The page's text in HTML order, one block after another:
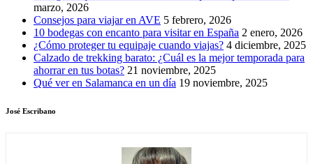
marzo, 2026
Consejos para viajar en AVE 5 febrero, 2026
10 bodegas con encanto para visitar en España 2 enero, 2026
¿Cómo proteger tu equipaje cuando viajas? 4 diciembre, 2025
Calzado de trekking barato: ¿Cuál es la mejor temporada para
ahorrar en tus botas? 21 noviembre, 2025
Qué ver en Salamanca en un día 19 noviembre, 2025
José Escribano